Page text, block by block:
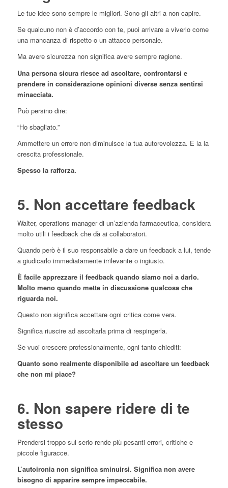
Le tue idee sono sempre le migliori. Sono gli altri a non capire.
Se qualcuno non è d’accordo con te, puoi arrivare a viverlo come
una mancanza di rispetto o un attacco personale.
Ma avere sicurezza non significa avere sempre ragione.
Una persona sicura riesce ad ascoltare, confrontarsi e
prendere in considerazione opinioni diverse senza sentirsi
minacciata.
Può persino dire:
“Ho sbagliato.”
Ammettere un errore non diminuisce la tua autorevolezza. E la la
crescita professionale.
Spesso la rafforza.
5. Non accettare feedback
Walter, operations manager di un’azienda farmaceutica, considera
molto utili i feedback che dà ai collaboratori.
Quando però è il suo responsabile a dare un feedback a lui, tende
a giudicarlo immediatamente irrilevante o ingiusto.
È facile apprezzare il feedback quando siamo noi a darlo.
Molto meno quando mette in discussione qualcosa che
riguarda noi.
Questo non significa accettare ogni critica come vera.
Significa riuscire ad ascoltarla prima di respingerla.
Se vuoi crescere professionalmente, ogni tanto chiediti:
Quanto sono realmente disponibile ad ascoltare un feedback
che non mi piace?
6. Non sapere ridere di te
stesso
Prendersi troppo sul serio rende più pesanti errori, critiche e
piccole figuracce.
L’autoironia non significa sminuirsi. Significa non avere
bisogno di apparire sempre impeccabile.